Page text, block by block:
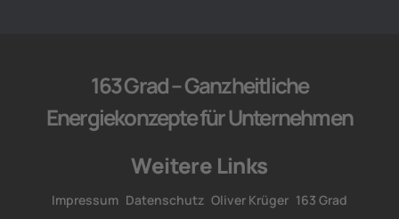
163 Grad – Ganzheitliche
Energiekonzepte für Unternehmen
Weitere Links
Impressum Datenschutz Oliver Krüger 163 Grad